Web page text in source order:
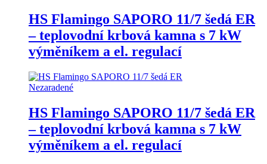
HS Flamingo SAPORO 11/7 šedá ER
– teplovodní krbová kamna s 7 kW
výměníkem a el. regulací
Nezaradené
HS Flamingo SAPORO 11/7 šedá ER
– teplovodní krbová kamna s 7 kW
výměníkem a el. regulací